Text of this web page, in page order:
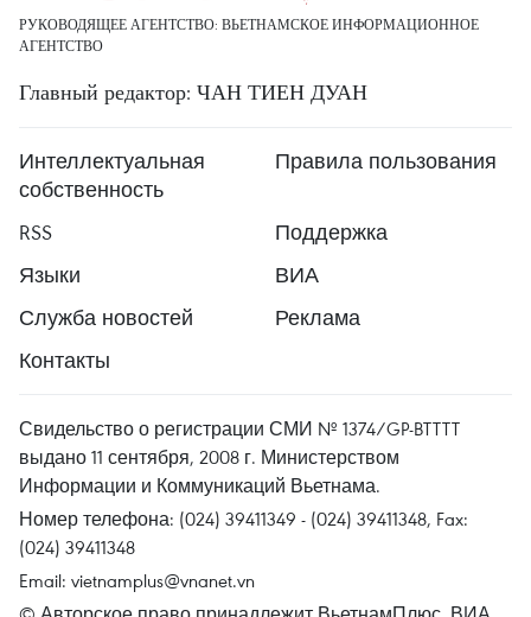
РУКОВОДЯЩЕЕ АГЕНТСТВО: ВЬЕТНАМСКОЕ ИНФОРМАЦИОННОЕ
АГЕНТСТВО
Главный редактор: ЧАН ТИЕН ДУАН
Интеллектуальная
собственность
Правила пользования
RSS
Поддержка
Языки
ВИА
Служба новостей
Реклама
Контакты
Свидельство о регистрации СМИ № 1374/GP-BTTTT
выдано 11 сентября, 2008 г. Министерством
Информации и Коммуникаций Вьетнама.
Номер телефона: (024) 39411349 - (024) 39411348, Fax:
(024) 39411348
Email: vietnamplus@vnanet.vn